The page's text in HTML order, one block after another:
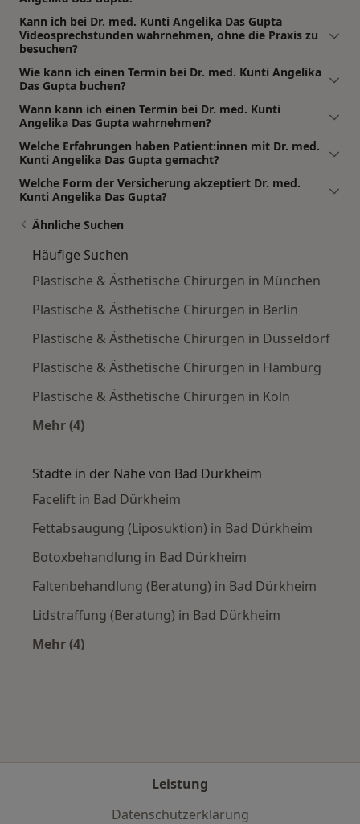
Kann ich bei Dr. med. Kunti Angelika Das Gupta
Videosprechstunden wahrnehmen, ohne die Praxis zu
besuchen?
Wie kann ich einen Termin bei Dr. med. Kunti Angelika
Das Gupta buchen?
Wann kann ich einen Termin bei Dr. med. Kunti
Angelika Das Gupta wahrnehmen?
Welche Erfahrungen haben Patient:innen mit Dr. med.
Kunti Angelika Das Gupta gemacht?
Welche Form der Versicherung akzeptiert Dr. med.
Kunti Angelika Das Gupta?
Ähnliche Suchen
Häufige Suchen
Plastische & Ästhetische Chirurgen in München
Plastische & Ästhetische Chirurgen in Berlin
Plastische & Ästhetische Chirurgen in Düsseldorf
Plastische & Ästhetische Chirurgen in Hamburg
Plastische & Ästhetische Chirurgen in Köln
Mehr (4)
Städte in der Nähe von Bad Dürkheim
Facelift in Bad Dürkheim
Fettabsaugung (Liposuktion) in Bad Dürkheim
Botoxbehandlung in Bad Dürkheim
Faltenbehandlung (Beratung) in Bad Dürkheim
Lidstraffung (Beratung) in Bad Dürkheim
Mehr (4)
Leistung
Datenschutzerklärung